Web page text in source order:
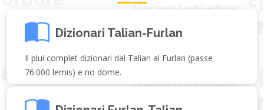
Dizionari Talian-Furlan
Il plui complet dizionari dal Talian al Furlan (passe
76.000 lemis) e no dome.